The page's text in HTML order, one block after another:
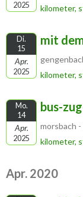
2025
kilometer,
Di.
15
Apr.
2025
mit
kilometer,
Mo.
14
Apr.
2025
bus-
morsbach
kilometer,
Apr. 2020